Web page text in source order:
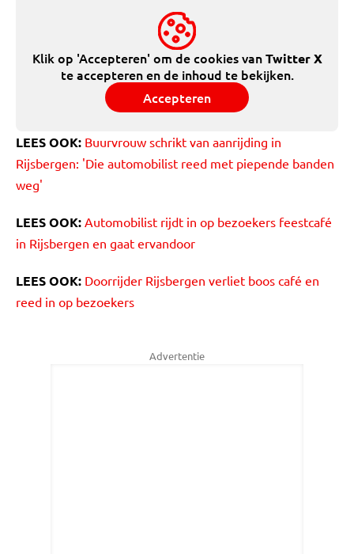
Klik op 'Accepteren' om de cookies vanTwitter X
te accepteren en de inhoud te bekijken.
Accepteren
LEES OOK: Buurvrouw schrikt van aanrijding in
Rijsbergen: 'Die automobilist reed met piepende banden
weg'
LEES OOK: Automobilist rijdt in op bezoekers feestcafé
in Rijsbergen en gaat ervandoor
LEES OOK: Doorrijder Rijsbergen verliet boos café en
reed in op bezoekers
Advertentie